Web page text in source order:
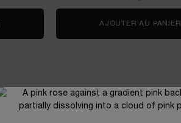
LA VIE EST BELLE VERY CHERRYAJOUTER AU PANIER